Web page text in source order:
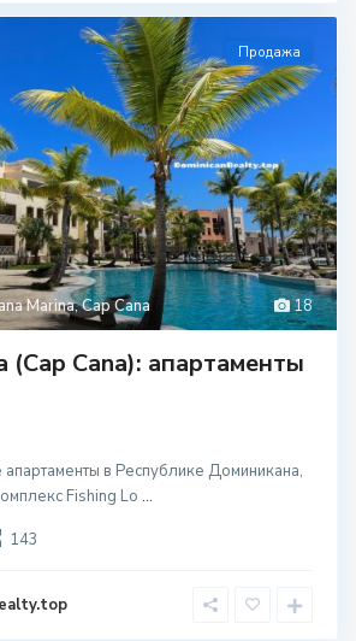
18
Marina,Cap Cana
Продажа
Cana): апартаменты
в Республике Доминикана,
Fishing Lo ...
143